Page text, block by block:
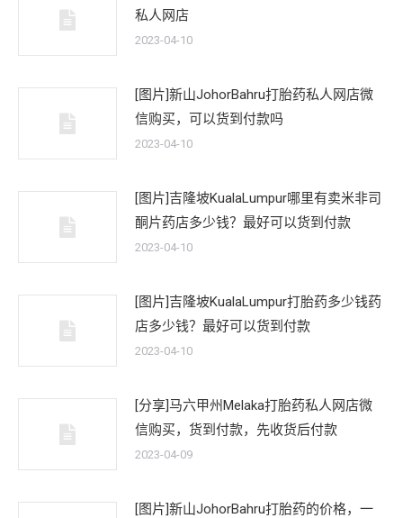
私人网店
2023-04-10
[图片]新山JohorBahru打胎药私人网店微
信购买，可以货到付款吗
2023-04-10
[图片]吉隆坡KualaLumpur哪里有卖米非司
酮片药店多少钱？最好可以货到付款
2023-04-10
[图片]吉隆坡KualaLumpur打胎药多少钱药
店多少钱？最好可以货到付款
2023-04-10
[分享]马六甲州Melaka打胎药私人网店微
信购买，货到付款，先收货后付款
2023-04-09
[图片]新山JohorBahru打胎药的价格，一